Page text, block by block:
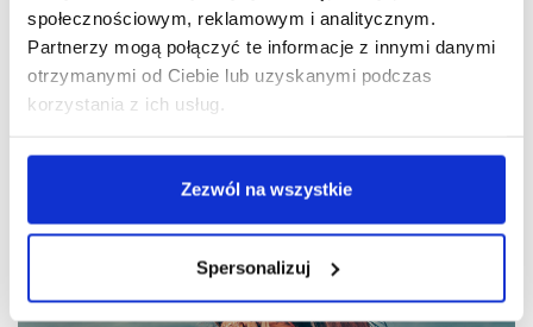
społecznościowym, reklamowym i analitycznym.
Partnerzy mogą połączyć te informacje z innymi danymi
otrzymanymi od Ciebie lub uzyskanymi podczas
korzystania z ich usług.
Zezwól na wszystkie
Spersonalizuj
Chyba nie ma osoby, która nie widziała gdzieś choćby jednego
zdjęcia osoby z charakterystycznymi różowo-niebieskimi skrzydłami
w tle. Chcemy Wam przybliżyć historię anielskich murali, które
podbiły świat, a w szczególności Instagram! Są to murale
miejscach na świecie przez artystkę Colette Miller.